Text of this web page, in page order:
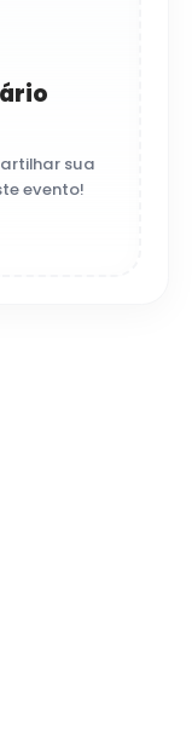
sua
evento!